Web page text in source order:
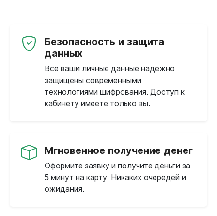
Безопасность и защита
данных
Все ваши личные данные надежно
защищены современными
технологиями шифрования. Доступ к
кабинету имеете только вы.
Мгновенное получение денег
Оформите заявку и получите деньги за
5 минут на карту. Никаких очередей и
ожидания.